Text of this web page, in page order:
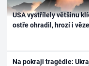
USA vystřílely většinu
ostře ohradil, hrozí i
Na pokraji tragédie: